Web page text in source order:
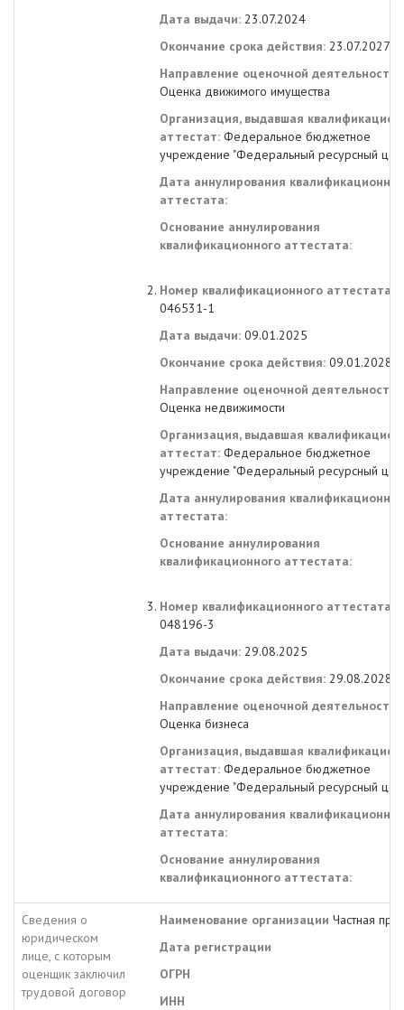
Дата выдачи: 23.07.2024
Окончание срока действия: 23.07.2027
Направление оценочной деятельности:
Оценка движимого имущества
Организация, выдавшая
аттестат: Федеральное бюджетное
учреждение "Федеральный ресурсный
Дата аннулирования
аттестата:
Основание аннулирования
квалификационного аттестата:
Номер квалификационного аттестата:
046531-1
Дата выдачи: 09.01.2025
Окончание срока действия: 09.01.2028
Направление оценочной деятельности:
Оценка недвижимости
Организация, выдавшая
аттестат: Федеральное бюджетное
учреждение "Федеральный ресурсный
Дата аннулирования
аттестата:
Основание аннулирования
квалификационного аттестата:
Номер квалификационного аттестата:
048196-3
Дата выдачи: 29.08.2025
Окончание срока действия: 29.08.2028
Направление оценочной деятельности:
Оценка бизнеса
Организация, выдавшая
аттестат: Федеральное бюджетное
учреждение "Федеральный ресурсный
Дата аннулирования
аттестата:
Основание аннулирования
квалификационного аттестата:
Сведения о
юридическом
лице, с которым
оценщик заключил
трудовой договор
Наименование организации Частная
Дата регистрации
ОГРН
ИНН